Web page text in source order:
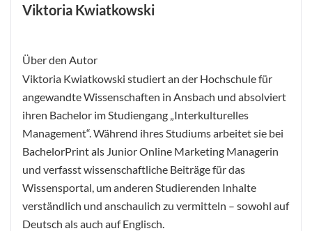
Viktoria Kwiatkowski
Über den Autor
Viktoria Kwiatkowski studiert an der Hochschule für
angewandte Wissenschaften in Ansbach und absolviert
ihren Bachelor im Studiengang „Interkulturelles
Management“. Während ihres Studiums arbeitet sie bei
BachelorPrint als Junior Online Marketing Managerin
und verfasst wissenschaftliche Beiträge für das
Wissensportal, um anderen Studierenden Inhalte
verständlich und anschaulich zu vermitteln – sowohl auf
Deutsch als auch auf Englisch.